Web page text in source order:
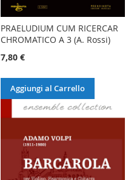
PRAELUDIUM CUM RICERCAR
CHROMATICO A 3 (A. Rossi)
7,80 €
Aggiungi al Carrello